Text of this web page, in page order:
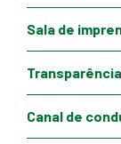
Sala de
Transparência
Canal de